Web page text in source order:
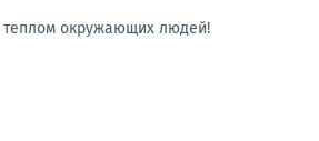
теплом окружающих людей!